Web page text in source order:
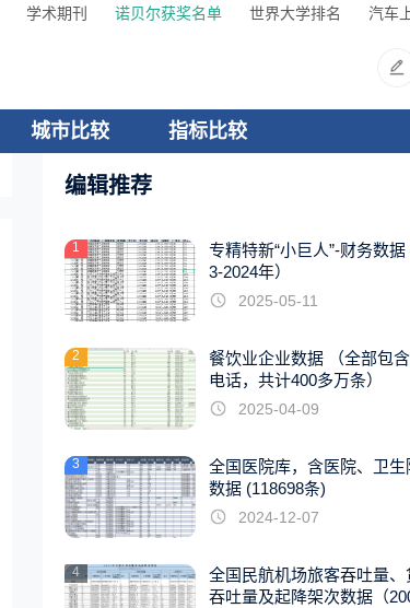
学术期刊 诺贝尔获奖名单 世界大学排名 汽车
城市比较 指标比较
编辑推荐
1
专精特新“小巨人”-财务数据
3-2024年）
2025-05-11
2
餐饮业企业数据 （全部包
电话，共计400多万条）
2025-04-09
3
全国医院库，含医院、卫生
数据 (118698条)
2024-12-07
4
全国民航机场旅客吞吐量、
吞吐量及起降架次数据（